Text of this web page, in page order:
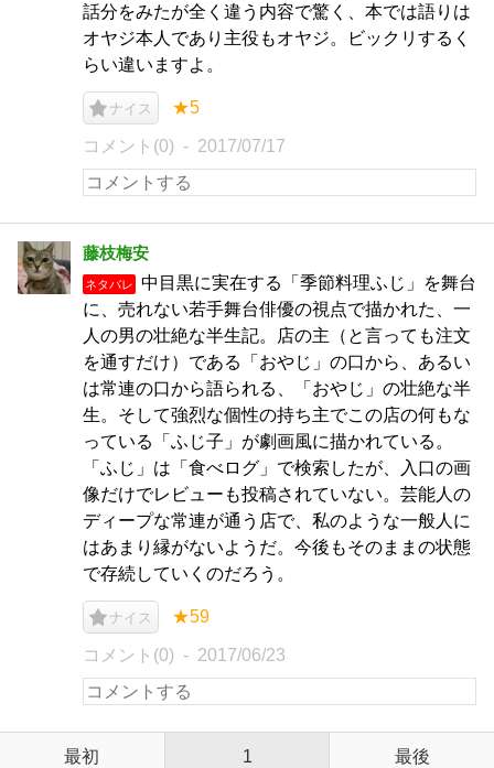
話分をみたが全く違う内容で驚く、本では語りは
オヤジ本人であり主役もオヤジ。ビックリするく
らい違いますよ。
ナイス ★5
コメント(0) 2017/07/17
藤枝梅安
ネタバレ
中目黒に実在する「季節料理ふじ」を舞台
に、売れない若手舞台俳優の視点で描かれた、一
人の男の壮絶な半生記。店の主（と言っても注文
を通すだけ）である「おやじ」の口から、あるい
は常連の口から語られる、「おやじ」の壮絶な半
生。そして強烈な個性の持ち主でこの店の何もな
っている「ふじ子」が劇画風に描かれている。
「ふじ」は「食べログ」で検索したが、入口の画
像だけでレビューも投稿されていない。芸能人の
ディープな常連が通う店で、私のような一般人に
はあまり縁がないようだ。今後もそのままの状態
で存続していくのだろう。
ナイス ★59
コメント(0) 2017/06/23
最初 1 最後